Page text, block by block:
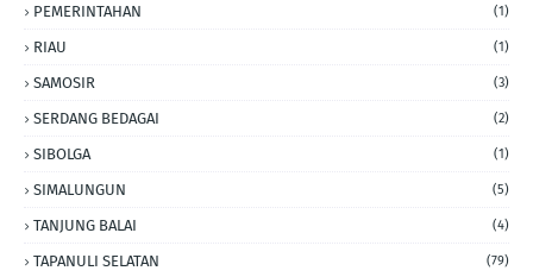
PEMERINTAHAN (1)
RIAU (1)
SAMOSIR (3)
SERDANG BEDAGAI (2)
SIBOLGA (1)
SIMALUNGUN (5)
TANJUNG BALAI (4)
TAPANULI SELATAN (79)